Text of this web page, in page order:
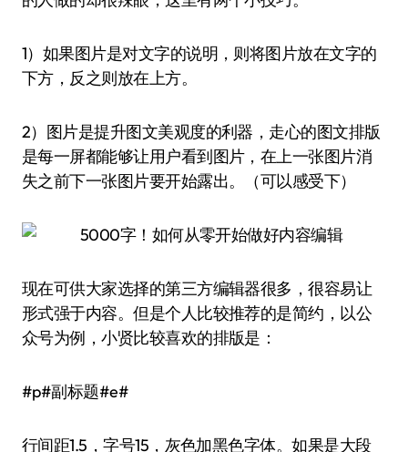
1）如果图片是对文字的说明，则将图片放在文字的
下方，反之则放在上方。
2）图片是提升图文美观度的利器，走心的图文排版
是每一屏都能够让用户看到图片，在上一张图片消
失之前下一张图片要开始露出。（可以感受下）
现在可供大家选择的第三方编辑器很多，很容易让
形式强于内容。但是个人比较推荐的是简约，以公
众号为例，小贤比较喜欢的排版是：
#p#副标题#e#
行间距1.5，字号15，灰色加黑色字体。如果是大段